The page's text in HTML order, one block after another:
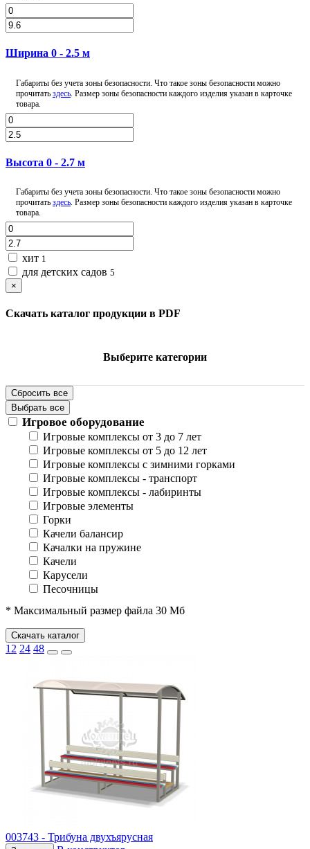
Ширина 0 - 2.5 м
Габариты без учета зоны безопасности. Что такое зоны безопасности можно
прочитать здесь . Размер зоны безопасности каждого изделия указан в карточке
товара.
Высота 0 - 2.7 м
Габариты без учета зоны безопасности. Что такое зоны безопасности можно
прочитать здесь. Размер зоны безопасности каждого изделия указан в карточке
товара.
хит 1
для детских садов 5
×
Скачать каталог продукции в PDF
Выберите категории
Сбросить все
Выбрать все
Игровое оборудование
Игровые комплексы от 3 до 7 лет
Игровые комплексы от 5 до 12 лет
Игровые комплексы с зимними горками
Игровые комплексы - транспорт
Игровые комплексы - лабиринты
Игровые элементы
Горки
Качели балансир
Качалки на пружине
Качели
Карусели
Песочницы
Домики-беседки
Детские столики и скамьи
Теневые навесы и сцены
Развивающие игровые элементы
Спортивное оборудование
Спортивные комплексы для детей от 3 до 7 лет
Спортивные элементы
Воркаут (WorkOut)
Уличные тренажеры
Теннисные столы
Футбольные ворота
Баскетбольные стойки
Скейт-парк
* Максимальный размер файла 30 Мб
Скачать каталог
12 24 48
003743 - Трибуна двухъярусная